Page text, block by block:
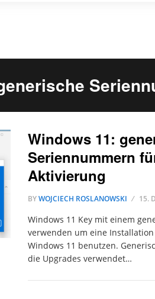
Windows 11:
Seriennummern
Aktivierung
BYWOJCIECH ROSLANOWSKI 15.
Windows 11 Key mit einem
verwenden um eine
Windows 11 benutzen.
die Upgrades verwendet…